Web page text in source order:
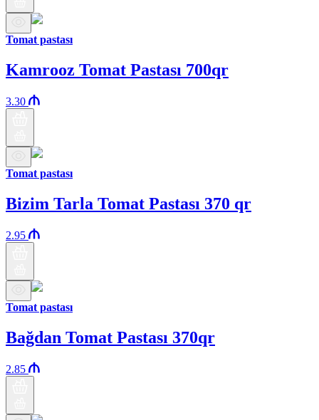
Tomat pastası
Kamrooz Tomat Pastası 700qr
3.30
Tomat pastası
Bizim Tarla Tomat Pastası 370 qr
2.95
Tomat pastası
Bağdan Tomat Pastası 370qr
2.85